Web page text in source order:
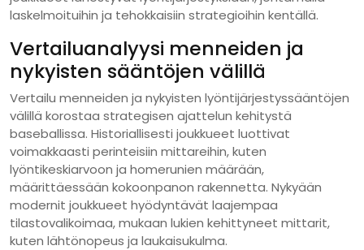
laskelmoituihin ja tehokkaisiin strategioihin kentällä.
Vertailuanalyysi menneiden ja
nykyisten sääntöjen välillä
Vertailu menneiden ja nykyisten lyöntijärjestyssääntöjen
välillä korostaa strategisen ajattelun kehitystä
baseballissa. Historiallisesti joukkueet luottivat
voimakkaasti perinteisiin mittareihin, kuten
lyöntikeskiarvoon ja homerunien määrään,
määrittäessään kokoonpanon rakennetta. Nykyään
modernit joukkueet hyödyntävät laajempaa
tilastovalikoimaa, mukaan lukien kehittyneet mittarit,
kuten lähtönopeus ja laukaisukulma.